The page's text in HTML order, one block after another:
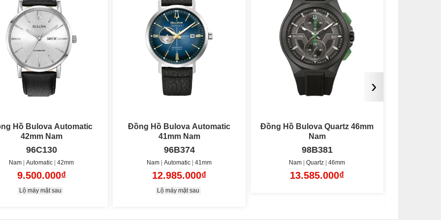
98A52 với độ chế tác hoàn hảo
rõ nét theo tiêu chí một chiếc đồng hồ lặn chuyên dụng,
Hồ Bulova Automatic
42mm Nam
96C130
Nam Automatic 42mm
9.500.000₫
Lộ máy mặt sau
Đồng Hồ Bulova Automatic
41mm Nam
96B374
Nam Automatic 41mm
12.985.000₫
Lộ máy mặt sau
Đồng Hồ Bulova Quartz 46mm
Nam
98B381
Nam Quartz 46mm
13.585.000₫
›